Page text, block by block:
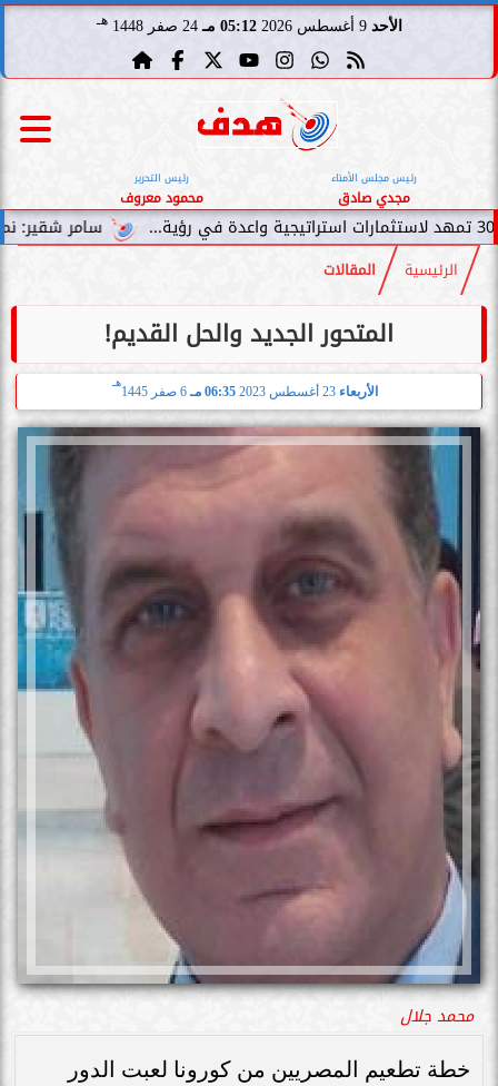
الأحد 9 أغسطس 2026 05:12 مـ 24 صفر 1448 هـ
رئيس مجلس الأمناء
مجدي صادق
رئيس التحرير
محمود معروف
سامر شقير: نمو صناديق
الرئيسية المقالات
المتحور الجديد والحل القديم!
الأربعاء 23 أغسطس 2023 06:35 مـ 6 صفر 1445
هـ
محمد جلال
خطة تطعيم المصريين من كورونا لعبت الدور